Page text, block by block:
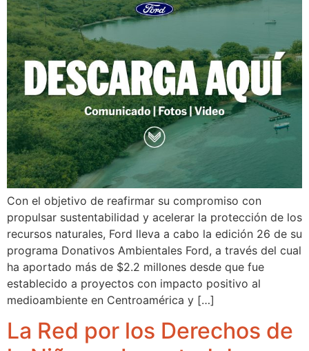
Con el objetivo de reafirmar su compromiso con
propulsar sustentabilidad y acelerar la protección de los
recursos naturales, Ford lleva a cabo la edición 26 de su
programa Donativos Ambientales Ford, a través del cual
ha aportado más de $2.2 millones desde que fue
establecido a proyectos con impacto positivo al
medioambiente en Centroamérica y […]
La Red por los Derechos de